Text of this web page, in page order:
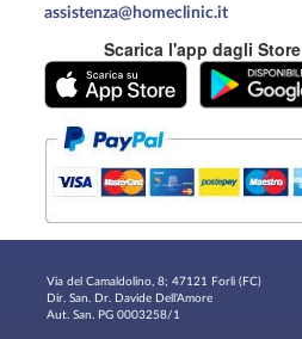
assistenza@homeclinic.it
Scarica l'app dagli Store
Via del Camaldolino, 8; 47121 Forlì (FC)
Dir. San. Dr. Davide Dell'Amore
Aut. San. PG 0003258/1